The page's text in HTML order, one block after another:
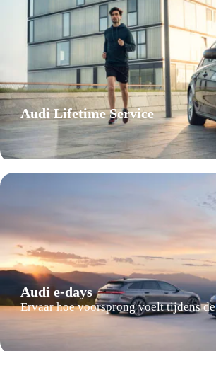
Audi Lifetime Service
Audi e-days
Ervaar hoe voorsprong voelt tijdens